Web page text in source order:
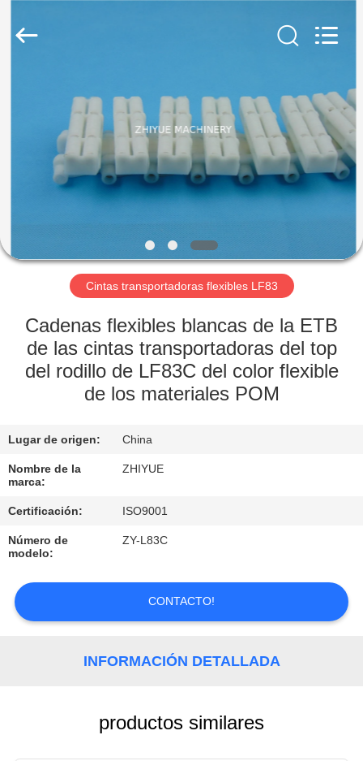
PRODUCTOS
NOSOTROS
RECORRIDO
POR
LA
FÁBRICA
DE
CALIDAD
CONTACTA
CON
NOSOTROS
Rights
Reserved.
Cintas transportadoras flexibles LF83
Cadenas flexibles blancas de la ETB
de las cintas transportadoras del top
del rodillo de LF83C del color flexible
de los materiales POM
Lugar de origen: China
Nombre de la
marca:
ZHIYUE
Certificación: ISO9001
Número de
modelo:
ZY-L83C
CONTACTO!
INFORMACIÓN DETALLADA
productos similares